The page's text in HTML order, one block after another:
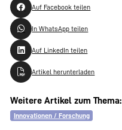
Auf Facebook teilen
In WhatsApp teilen
Auf LinkedIn teilen
Artikel herunterladen
Weitere Artikel zum Thema:
Innovationen / Forschung